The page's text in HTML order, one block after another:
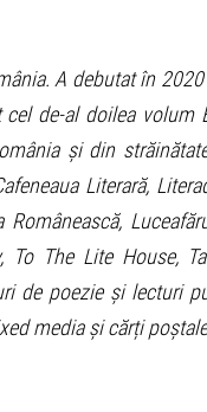
A debutat în
de-al doilea volum
și din
Literară,
The Lite House,
de poezie și lecturi
media și cărți